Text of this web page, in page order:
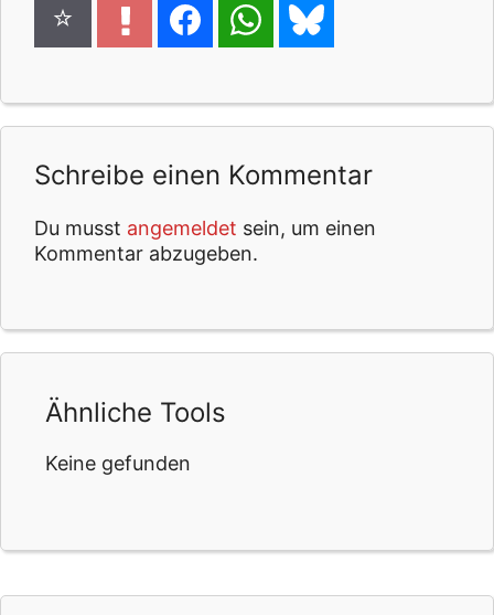
Schreibe einen Kommentar
Du musst angemeldet sein, um einen
Kommentar abzugeben.
Ähnliche Tools
Keine gefunden